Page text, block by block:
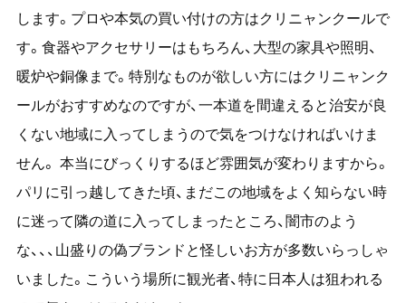
します。プロや本気の買い付けの方はクリニャンクールで
す。食器やアクセサリーはもちろん、大型の家具や照明、
暖炉や銅像まで。特別なものが欲しい方にはクリニャンク
ールがおすすめなのですが、一本道を間違えると治安が良
くない地域に入ってしまうので気をつけなければいけま
せん。 本当にびっくりするほど雰囲気が変わりますから。
パリに引っ越してきた頃、まだこの地域をよく知らない時
に迷って隣の道に入ってしまったところ、闇市のよう
な、、、山盛りの偽ブランドと怪しいお方が多数いらっしゃ
いました。こういう場所に観光者、特に日本人は狙われる